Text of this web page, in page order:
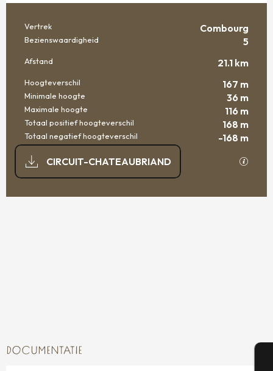
PRAKTISCHE INFORMATIE
Vertrek Combourg
Bezienswaardigheid 5
Afstand 21.1 km
Hoogteverschil 167 m
Minimale hoogte 36 m
Maximale hoogte 116 m
Totaal positief hoogteverschil 168 m
Totaal negatief hoogteverschil
-168 m
DOCUMENTATIE
CIRCUIT-CHATEAUBRIAND Met
DOCUMENTATIE